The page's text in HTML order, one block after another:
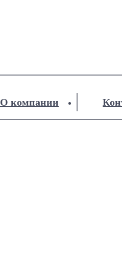
О компании